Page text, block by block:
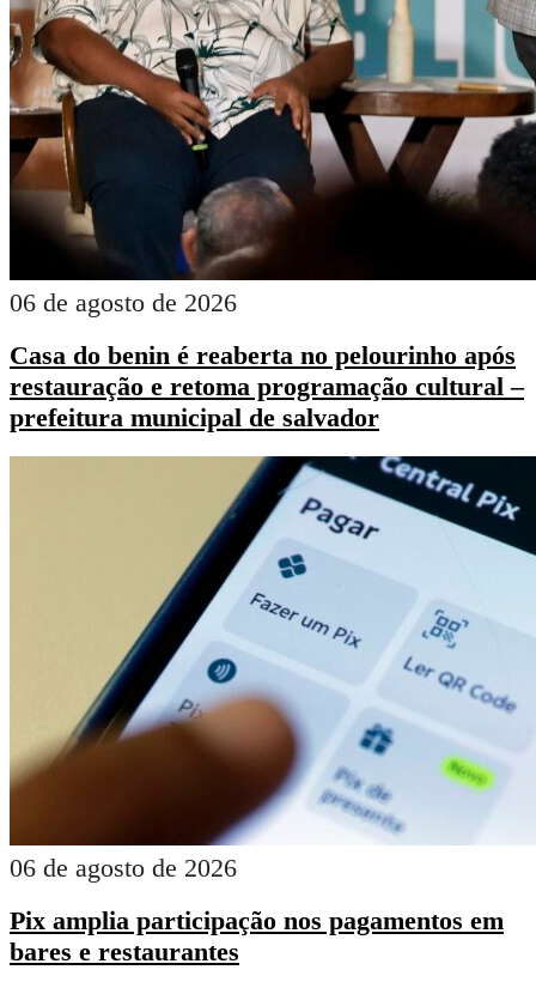
06 de agosto de 2026
Casa do benin é reaberta no pelourinho após
restauração e retoma programação cultural –
prefeitura municipal de salvador
06 de agosto de 2026
Pix amplia participação nos pagamentos em
bares e restaurantes